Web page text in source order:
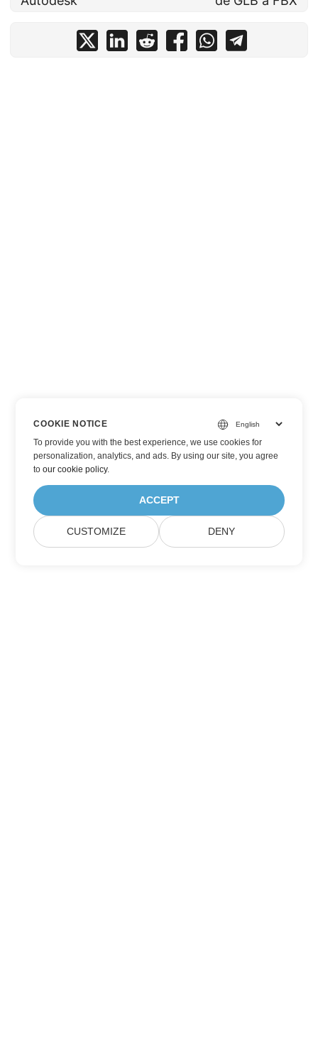
COOKIE NOTICE
To provide you with the best experience, we use cookies for
personalization, analytics, and ads. By using our site, you agree
toour cookie policy.
ACCEPT
CUSTOMIZE DENY